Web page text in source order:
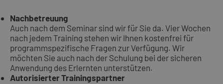
Nachbetreuung
Auch nach dem Seminar sind wir für Sie da. Vier Wochen
nach jedem Training stehen wir Ihnen kostenfrei für
programmspezifische Fragen zur Verfügung. Wir
möchten Sie auch nach der Schulung bei der sicheren
Anwendung des Erlernten unterstützen.
Autorisierter Trainingspartner